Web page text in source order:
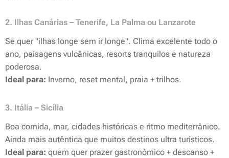
2. Ilhas Canárias – Tenerife, La Palma ou Lanzarote
Se quer "ilhas longe sem ir longe". Clima excelente todo o
ano, paisagens vulcânicas, resorts tranquilos e natureza
poderosa.
Ideal para: Inverno, reset mental, praia + trilhos.
3. Itália – Sicília
Boa comida, mar, cidades históricas e ritmo mediterrânico.
Ainda mais autêntica que muitos destinos ultra turísticos.
Ideal para: quem quer prazer gastronómico + descanso +